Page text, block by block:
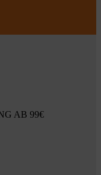
AB 99€